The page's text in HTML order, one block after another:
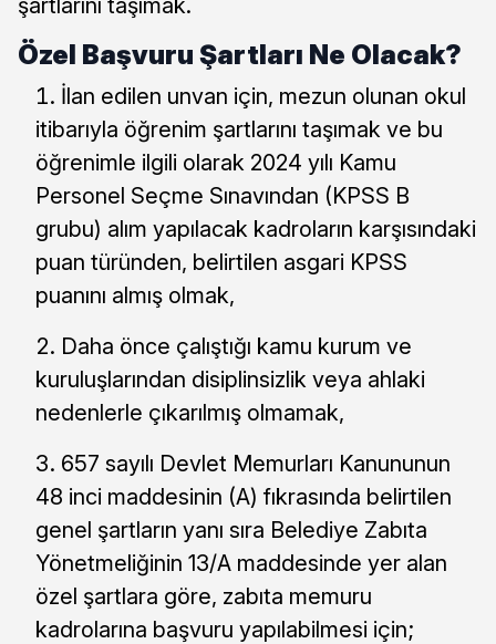
şartlarını taşımak.
Özel Başvuru Şartları Ne Olacak?
İlan edilen unvan için, mezun olunan okul
itibarıyla öğrenim şartlarını taşımak ve bu
öğrenimle ilgili olarak 2024 yılı Kamu
Personel Seçme Sınavından (KPSS B
grubu) alım yapılacak kadroların karşısındaki
puan türünden, belirtilen asgari KPSS
puanını almış olmak,
Daha önce çalıştığı kamu kurum ve
kuruluşlarından disiplinsizlik veya ahlaki
nedenlerle çıkarılmış olmamak,
657 sayılı Devlet Memurları Kanununun
48 inci maddesinin (A) fıkrasında belirtilen
genel şartların yanı sıra Belediye Zabıta
Yönetmeliğinin 13/A maddesinde yer alan
özel şartlara göre, zabıta memuru
kadrolarına başvuru yapılabilmesi için;